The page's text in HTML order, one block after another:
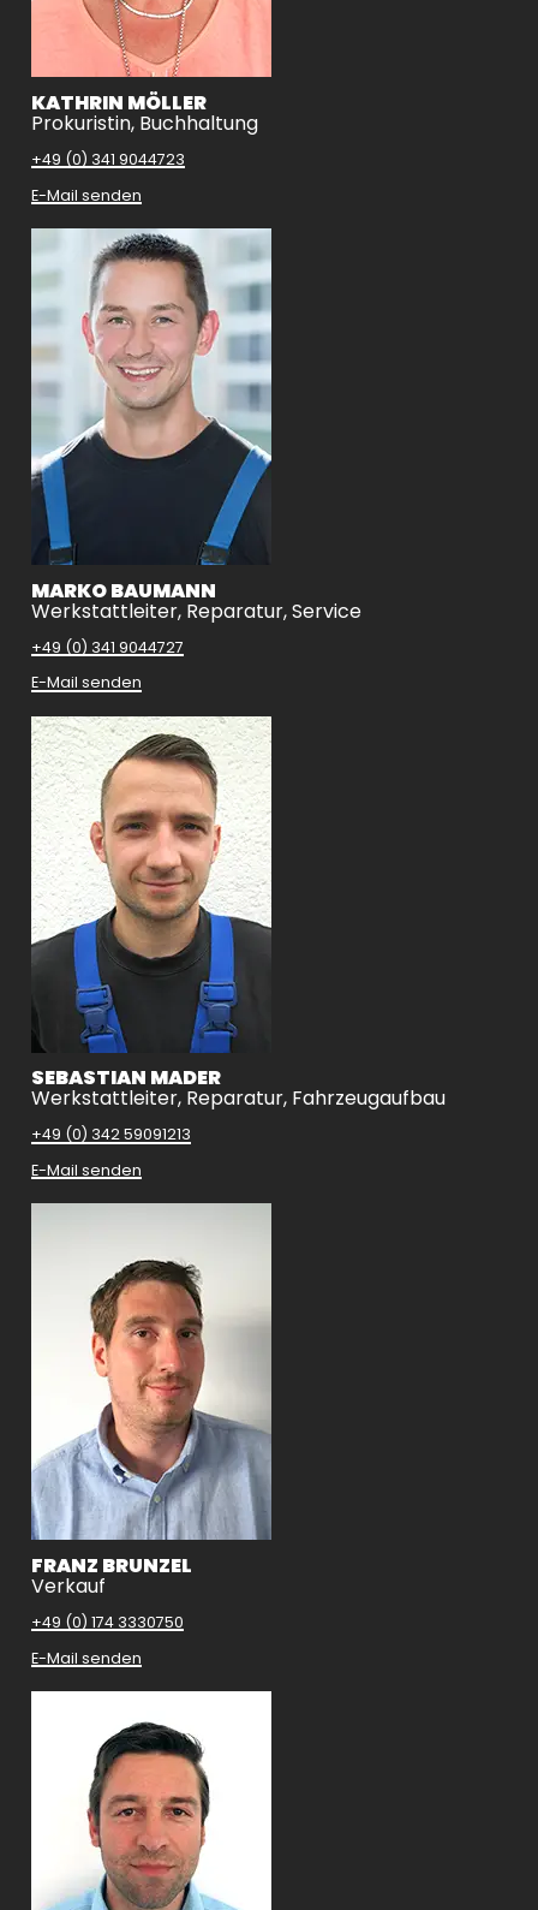
KATHRIN MÖLLER
Prokuristin, Buchhaltung
+49 (0) 341 9044723
E-Mail senden
MARKO BAUMANN
Werkstattleiter, Reparatur, Service
+49 (0) 341 9044727
E-Mail senden
SEBASTIAN MADER
Werkstattleiter, Reparatur, Fahrzeugaufbau
+49 (0) 342 59091213
E-Mail senden
FRANZ BRUNZEL
Verkauf
+49 (0) 174 3330750
E-Mail senden